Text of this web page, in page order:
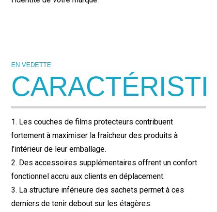
EN VEDETTE
1. Les couches de films protecteurs contribuent
fortement à maximiser la fraîcheur des produits à
l'intérieur de leur emballage.
2. Des accessoires supplémentaires offrent un confort
fonctionnel accru aux clients en déplacement.
3. La structure inférieure des sachets permet à ces
derniers de tenir debout sur les étagères.